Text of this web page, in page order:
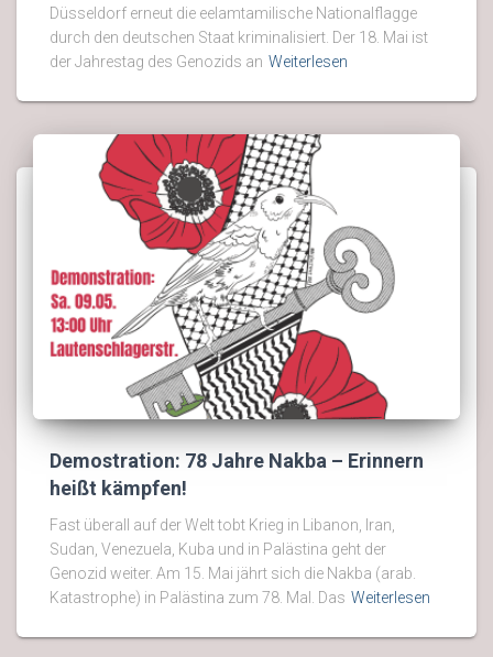
Düsseldorf erneut die eelamtamilische Nationalflagge
durch den deutschen Staat kriminalisiert. Der 18. Mai ist
der Jahrestag des Genozids an Weiterlesen
Demostration: 78 Jahre Nakba – Erinnern
heißt kämpfen!
Fast überall auf der Welt tobt Krieg in Libanon, Iran,
Sudan, Venezuela, Kuba und in Palästina geht der
Genozid weiter. Am 15. Mai jährt sich die Nakba (arab.
Katastrophe) in Palästina zum 78. Mal. Das Weiterlesen